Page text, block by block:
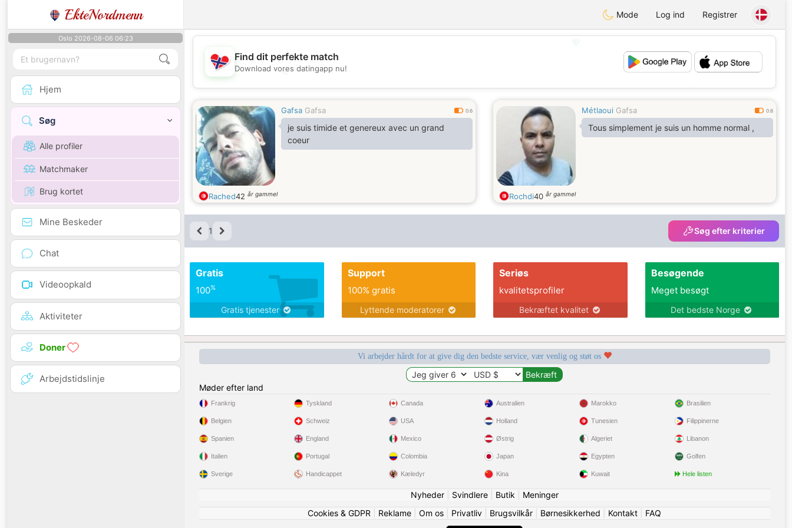
EkteNordmenn Mode Log ind Registrer
Oslo 2026-08-06 06:23
Hjem
Søg
Alle profiler
Matchmaker
Brug kortet
Mine Beskeder
Chat
Videoopkald
Aktiviteter
Doner
Arbejdstidslinje
💖
💕
Find dit perfekte match
Download vores datingapp nu!
Gafsa Gafsa 0.6
je suis timide et genereux avec un grand
coeur
Rached42 år gammel
Métlaoui Gafsa 0.6
Tous simplement je suis un homme normal ,
Rochdi40 år gammel
1 Søg efter kriterier
Gratis
100%
Gratis tjenester
Support
100% gratis
Lyttende moderatorer
Seriøs
kvalitetsprofiler
Bekræftet kvalitet
Besøgende
Meget besøgt
Det bedste Norge
Vi arbejder hårdt for at give dig den bedste service, vær venlig og støt os
Møder efter land
Frankrig
Belgien
Spanien
Italien
Sverige
Tyskland
Schweiz
England
Portugal
Handicappet
Canada
USA
Mexico
Colombia
Kæledyr
Australien
Holland
Østrig
Japan
Kina
Marokko
Tunesien
Algeriet
Egypten
Kuwait
Brasilien
Filippinerne
Libanon
Golfen
Hele listen
Nyheder| Svindlere| Butik
Meninger
Cookies & GDPR
Reklame Om os Privatliv Brugsvilkår Børnesikkerhed Kontakt FAQ